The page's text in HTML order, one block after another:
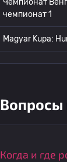
Чемпионат
чемпионат 1
Magyar Kupa:
Вопросы
Когда и где